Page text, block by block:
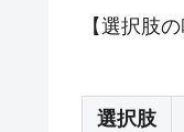
【選択肢の
選択肢